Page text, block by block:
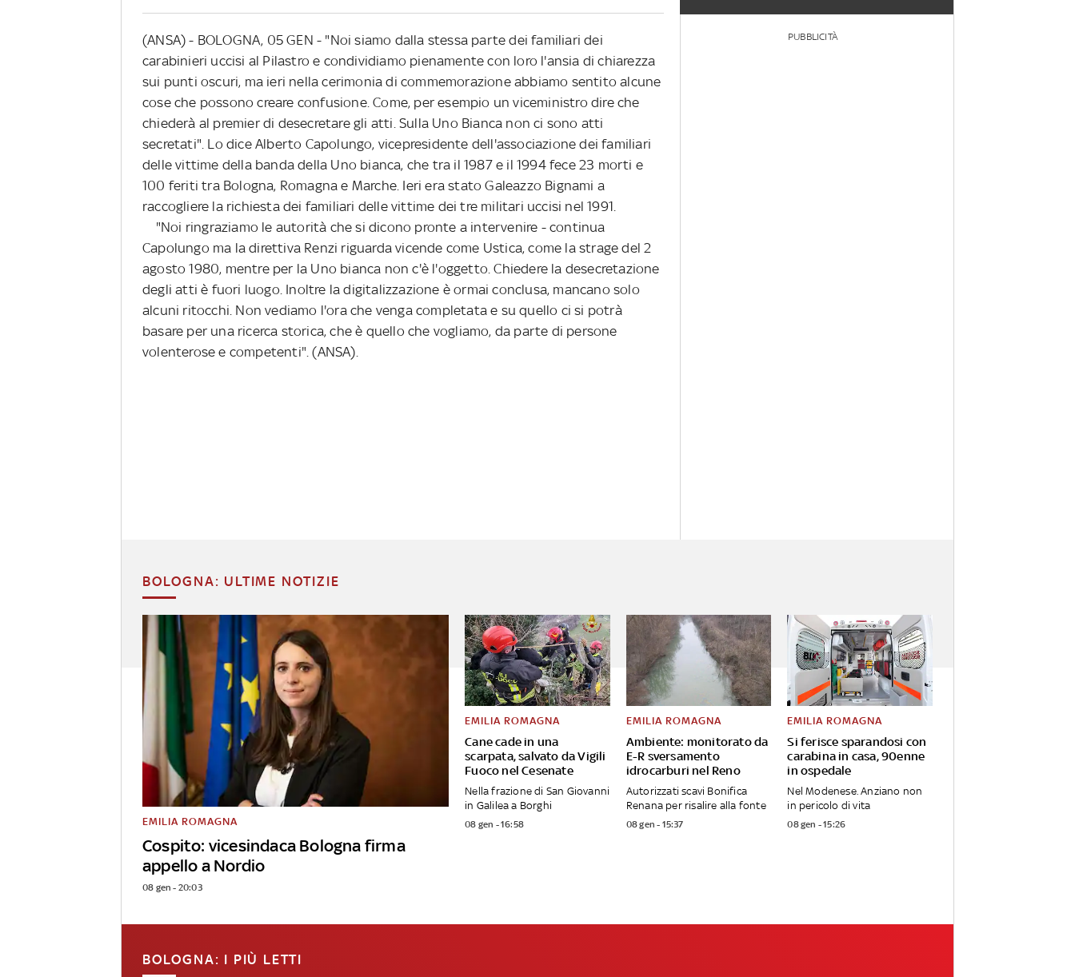
(ANSA) - BOLOGNA, 05 GEN - "Noi siamo dalla stessa parte dei familiari dei
carabinieri uccisi al Pilastro e condividiamo pienamente con loro l'ansia di chiarezza
sui punti oscuri, ma ieri nella cerimonia di commemorazione abbiamo sentito alcune
cose che possono creare confusione. Come, per esempio un viceministro dire che
chiederà al premier di desecretare gli atti. Sulla Uno Bianca non ci sono atti
secretati". Lo dice Alberto Capolungo, vicepresidente dell'associazione dei familiari
delle vittime della banda della Uno bianca, che tra il 1987 e il 1994 fece 23 morti e
100 feriti tra Bologna, Romagna e Marche. Ieri era stato Galeazzo Bignami a
raccogliere la richiesta dei familiari delle vittime dei tre militari uccisi nel 1991.
"Noi ringraziamo le autorità che si dicono pronte a intervenire - continua
Capolungo ma la direttiva Renzi riguarda vicende come Ustica, come la strage del 2
agosto 1980, mentre per la Uno bianca non c'è l'oggetto. Chiedere la desecretazione
degli atti è fuori luogo. Inoltre la digitalizzazione è ormai conclusa, mancano solo
alcuni ritocchi. Non vediamo l'ora che venga completata e su quello ci si potrà
basare per una ricerca storica, che è quello che vogliamo, da parte di persone
volenterose e competenti". (ANSA).
PUBBLICITÀ
BOLOGNA: ULTIME NOTIZIE
Cospito: vicesindaca Bologna firma
appello a Nordio
EMILIA ROMAGNA
08 gen - 20:03
Cane cade in una
scarpata, salvato da Vigili
Fuoco nel Cesenate
EMILIA ROMAGNA
Nella frazione di San Giovanni
in Galilea a Borghi
08 gen - 16:58
Ambiente: monitorato da
E-R sversamento
idrocarburi nel Reno
EMILIA ROMAGNA
Autorizzati scavi Bonifica
Renana per risalire alla fonte
08 gen - 15:37
Si ferisce sparandosi con
carabina in casa, 90enne
in ospedale
EMILIA ROMAGNA
Nel Modenese. Anziano non
in pericolo di vita
08 gen - 15:26
BOLOGNA: I PIÙ LETTI